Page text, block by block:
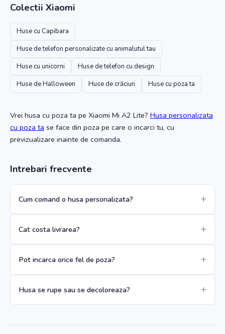
Colectii Xiaomi
Huse cu Capibara
Huse de telefon personalizate cu animalutul tau
Huse cu unicorni
Huse de telefon cu design
Huse de Halloween
Huse de crăciun Huse cu poza ta
Vrei husa cu poza ta pe Xiaomi Mi A2 Lite? Husa personalizata
cu poza ta se face din poza pe care o incarci tu, cu
previzualizare inainte de comanda.
Intrebari frecvente
Cum comand o husa personalizata?
Cat costa livrarea?
Pot incarca orice fel de poza?
Husa se rupe sau se decoloreaza?